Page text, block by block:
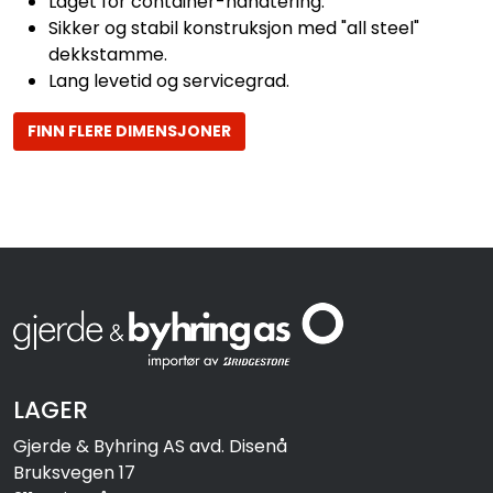
Sikker og stabil konstruksjon med "all steel"
dekkstamme.
Lang levetid og servicegrad.
FINN FLERE DIMENSJONER
LAGER
Gjerde & Byhring AS avd. Disenå
Bruksvegen 17